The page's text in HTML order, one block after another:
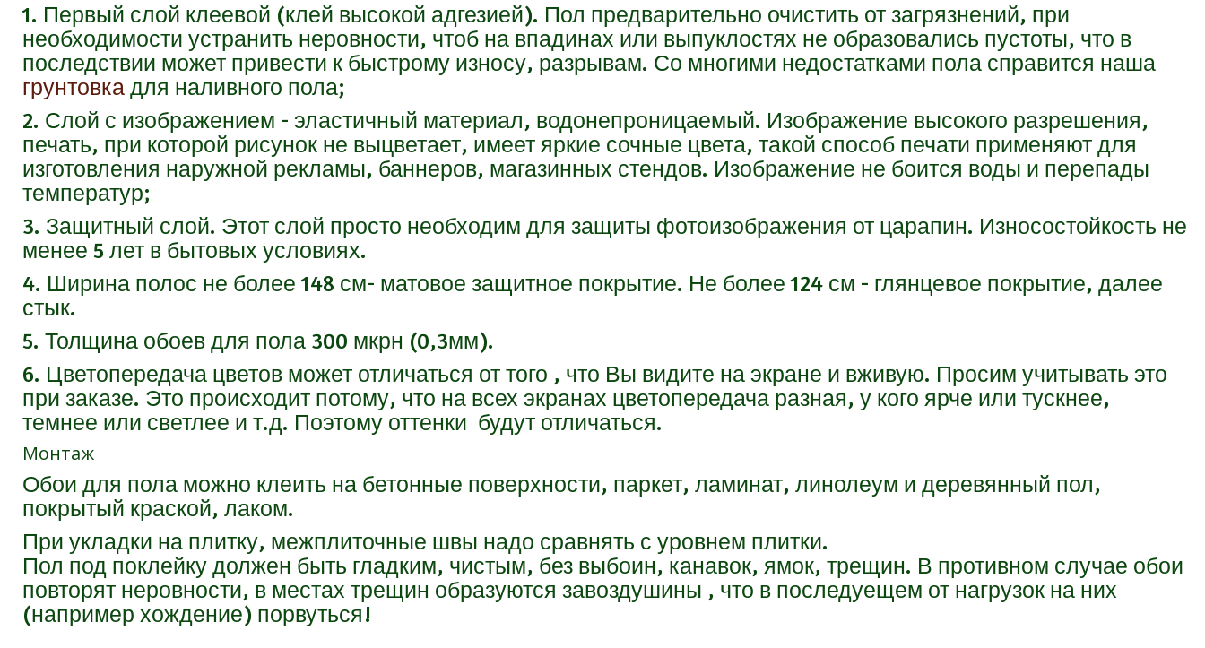
1. Первый слой клеевой (клей высокой адгезией). Пол предварительно очистить от загрязнений, при
необходимости устранить неровности, чтоб на впадинах или выпуклостях не образовались пустоты, что в
последствии может привести к быстрому износу, разрывам. Со многими недостатками пола справится наша
грунтовка для наливного пола;
2. Слой с изображением - эластичный материал, водонепроницаемый. Изображение высокого разрешения,
печать, при которой рисунок не выцветает, имеет яркие сочные цвета, такой способ печати применяют для
изготовления наружной рекламы, баннеров, магазинных стендов. Изображение не боится воды и перепады
температур;
3. Защитный слой. Этот слой просто необходим для защиты фотоизображения от царапин. Износостойкость не
менее 5 лет в бытовых условиях.
4. Ширина полос не более 148 см- матовое защитное покрытие. Не более 124 см - глянцевое покрытие, далее
стык.
5. Толщина обоев для пола 300 мкрн (0,3мм).
6. Цветопередача цветов может отличаться от того , что Вы видите на экране и вживую. Просим учитывать это
при заказе. Это происходит потому, что на всех экранах цветопередача разная, у кого ярче или тускнее,
темнее или светлее и т.д. Поэтому оттенки будут отличаться.
Монтаж
Обои для пола можно клеить на бетонные поверхности, паркет, ламинат, линолеум и деревянный пол,
покрытый краской, лаком.
При укладки на плитку, межплиточные швы надо сравнять с уровнем плитки.
Пол под поклейку должен быть гладким, чистым, без выбоин, канавок, ямок, трещин. В противном случае обои
повторят неровности, в местах трещин образуются завоздушины , что в последуещем от нагрузок на них
(например хождение) порвуться!